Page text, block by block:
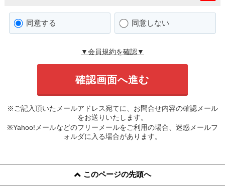
同意する 同意しない
▼会員規約を確認▼
※ご記入頂いたメールアドレス宛てに、お問合せ内容の確認メール
をお送りいたします。
※Yahoo!メールなどのフリーメールをご利用の場合、迷惑メールフ
ォルダに入る場合があります。
このページの先頭へ